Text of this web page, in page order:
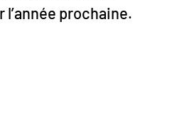
l’année prochaine.